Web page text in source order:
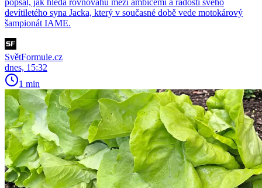
popsal, jak hledá rovnováhu mezi ambicemi a radostí svého
devítiletého syna Jacka, který v současné době vede motokárový
šampionát IAME.
SvětFormule.cz
dnes, 15:32
1 min